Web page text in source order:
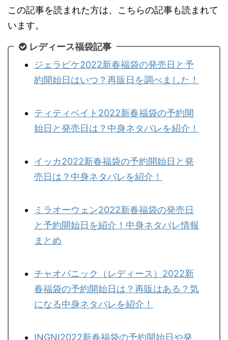
この記事を読まれた方は、こちらの記事も読まれて
います。
レディース福袋記事
ジェラピケ2022新春福袋の発売日と予
約開始日はいつ？再販日を調べました！
ティティベイト2022新春福袋の予約開
始日と発売日は？中身ネタバレを紹介！
イッカ2022新春福袋の予約開始日と発
売日は？中身ネタバレを紹介！
ミラオーウェン2022新春福袋の発売日
と予約開始日を紹介！中身ネタバレ情報
まとめ
チャオパニック（レディース）2022新
春福袋の予約開始日は？再販はある？気
になる中身ネタバレを紹介！
INGNI2022新春福袋の予約開始日や発